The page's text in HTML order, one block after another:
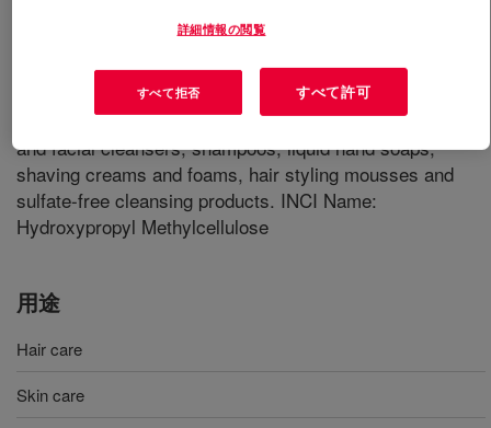
A multifunctional water-soluble polymer that enhance
foams, form films, thicken, and stabilize. It is a cold
water dispersible hydroxymethylcellulose product with a
viscosity of 12,000 mPas for a 2% aqueous solution at
20° C. Applications for this product include body washes
and facial cleansers, shampoos, liquid hand soaps,
shaving creams and foams, hair styling mousses and
sulfate-free cleansing products. INCI Name:
Hydroxypropyl Methylcellulose
用途
Hair care
Skin care
詳細情報の閲覧
すべて拒否 すべて許可